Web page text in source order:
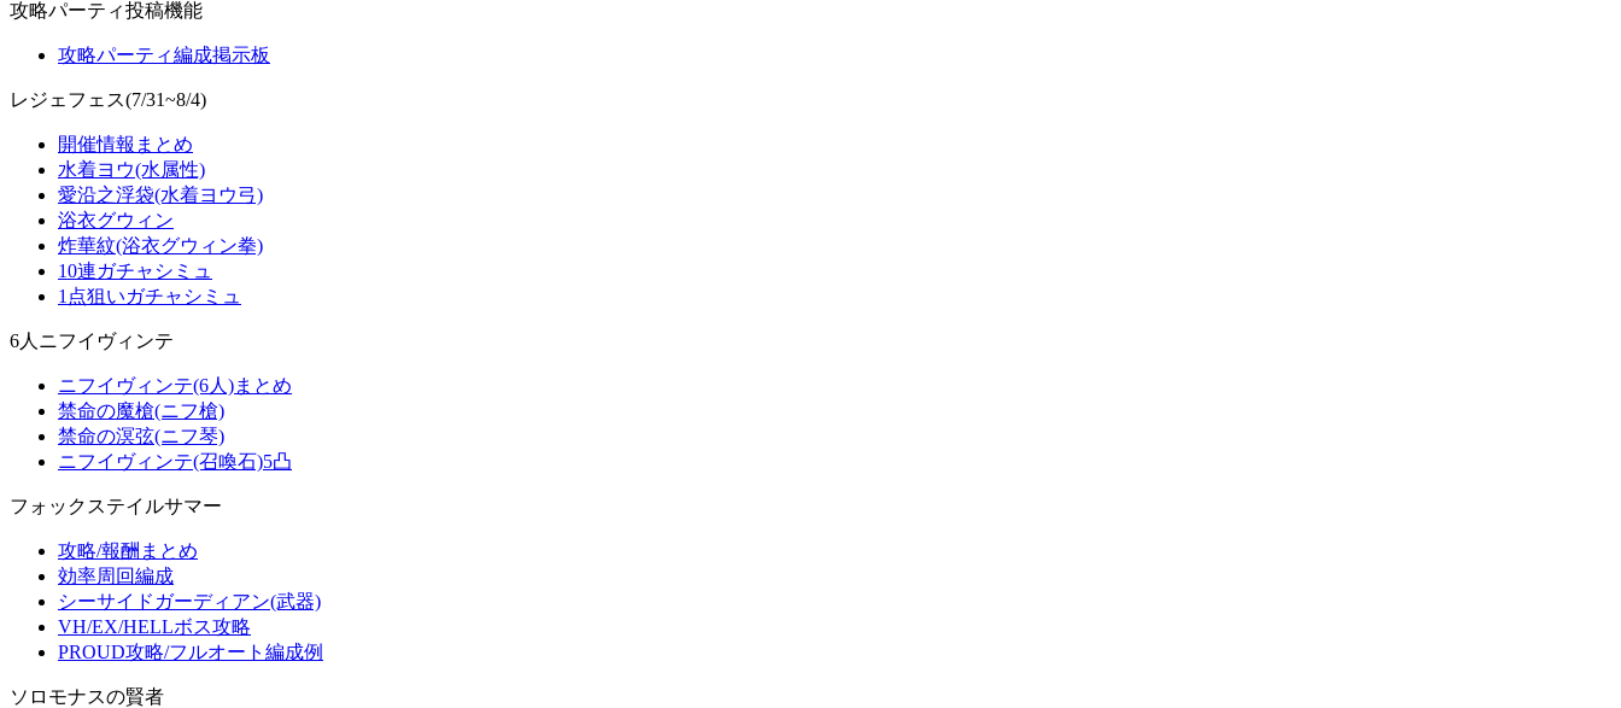
攻略パーティ投稿機能
攻略パーティ編成掲示板
レジェフェス(7/31~8/4)
開催情報まとめ
水着ヨウ(水属性)
愛沿之浮袋(水着ヨウ弓)
浴衣グウィン
炸華紋(浴衣グウィン拳)
10連ガチャシミュ
1点狙いガチャシミュ
6人ニフイヴィンテ
ニフイヴィンテ(6人)まとめ
禁命の魔槍(ニフ槍)
禁命の溟弦(ニフ琴)
ニフイヴィンテ(召喚石)5凸
フォックステイルサマー
攻略/報酬まとめ
効率周回編成
シーサイドガーディアン(武器)
VH/EX/HELLボス攻略
PROUD攻略/フルオート編成例
ソロモナスの賢者